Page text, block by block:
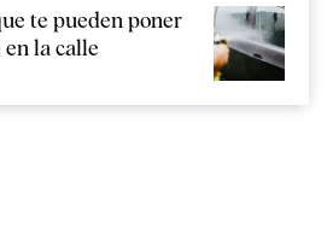
te pueden poner
en la calle